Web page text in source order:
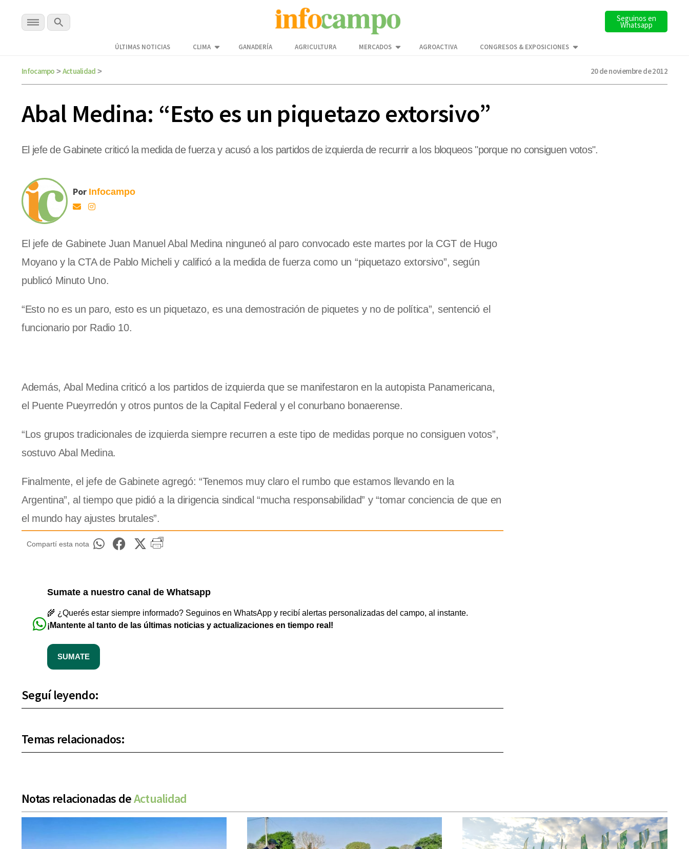
Seguinos en
Whatsapp
ÚLTIMAS NOTICIAS CLIMA GANADERÍA AGRICULTURA MERCADOS AGROACTIVA CONGRESOS & EXPOSICIONES
Infocampo > Actualidad > 20 de noviembre de 2012
Abal Medina: “Esto es un piquetazo extorsivo”
El jefe de Gabinete criticó la medida de fuerza y acusó a los partidos de izquierda de recurrir a los bloqueos "porque no consiguen votos".
Por Infocampo
El jefe de Gabinete Juan Manuel Abal Medina ninguneó al paro convocado este martes por la CGT de Hugo
Moyano y la CTA de Pablo Micheli y calificó a la medida de fuerza como un “piquetazo extorsivo”, según
publicó Minuto Uno.
“Esto no es un paro, esto es un piquetazo, es una demostración de piquetes y no de política”, sentenció el
funcionario por Radio 10.
Además, Abal Medina criticó a los partidos de izquierda que se manifestaron en la autopista Panamericana,
el Puente Pueyrredón y otros puntos de la Capital Federal y el conurbano bonaerense.
“Los grupos tradicionales de izquierda siempre recurren a este tipo de medidas porque no consiguen votos”,
sostuvo Abal Medina.
Finalmente, el jefe de Gabinete agregó: “Tenemos muy claro el rumbo que estamos llevando en la
Argentina”, al tiempo que pidió a la dirigencia sindical “mucha responsabilidad” y “tomar conciencia de que en
el mundo hay ajustes brutales”.
Compartí esta nota
Sumate a nuestro canal de Whatsapp
🌾 ¿Querés estar siempre informado? Seguinos en WhatsApp y recibí alertas personalizadas del campo, al instante.
¡Mantente al tanto de las últimas noticias y actualizaciones en tiempo real!
SUMATE
Seguí leyendo:
Temas relacionados:
Notas relacionadas deActualidad